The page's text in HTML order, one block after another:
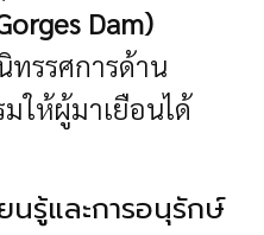
Dam)
ทรรศการด้าน
ให้ผู้มาเยือนได้
นรู้และการอนุรักษ์